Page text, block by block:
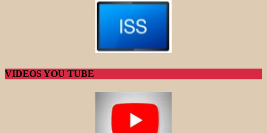
VIDEOS YOU TUBE